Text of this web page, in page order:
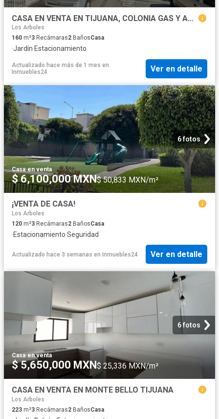
CASA EN VENTA EN TIJUANA, COLONIA GAS Y ANEXAS. CASA DE REMATE!
Los Arboles
160 m²3 Recámaras2 BañosCasa
·Jardín·Estacionamiento
Actualizado hace más de 1 mes en
Inmuebles24
Ver en detalle
6 fotos
Casa·en venta
$ 6,100,000 MXN$ 50,833 MXN/m²
¡VENTA DE CASA!
Los Arboles
120 m²3 Recámaras2 BañosCasa
·Estacionamiento·Seguridad
Actualizado hace 3 semanas en Inmuebles24 Ver en detalle
6 fotos
Casa·en venta
$ 5,650,000 MXN$ 25,336 MXN/m²
CASA EN VENTA EN MONTE BELLO TIJUANA
Los Arboles
223 m²3 Recámaras2 BañosCasa